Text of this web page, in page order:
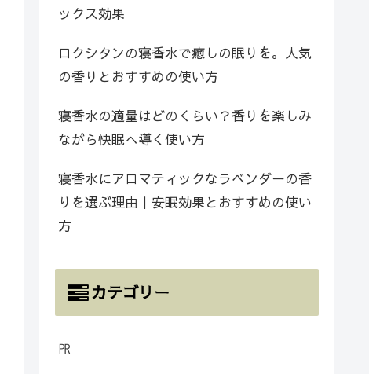
ックス効果
ロクシタンの寝香水で癒しの眠りを。人気
の香りとおすすめの使い方
寝香水の適量はどのくらい？香りを楽しみ
ながら快眠へ導く使い方
寝香水にアロマティックなラベンダーの香
りを選ぶ理由｜安眠効果とおすすめの使い
方
カテゴリー
㏚